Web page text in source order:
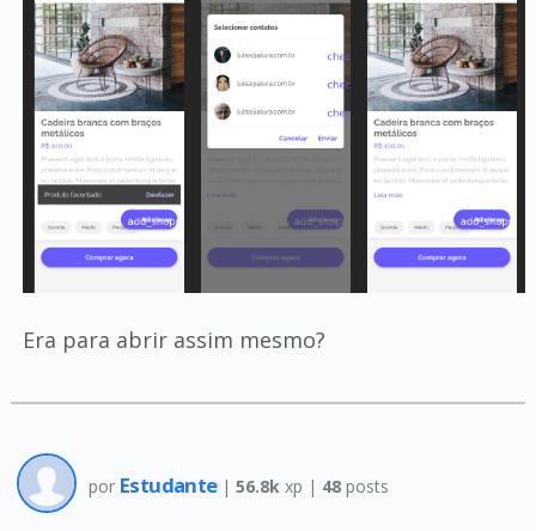
Era para abrir assim mesmo?
por Estudante | 56.8kxp | 48posts